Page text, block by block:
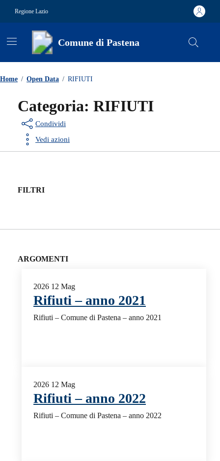
Regione Lazio
Comune di Pastena
Home / Open Data / RIFIUTI
Categoria: RIFIUTI
Condividi
Vedi azioni
FILTRI
ARGOMENTI
2026 12 Mag
Rifiuti – anno 2021
Rifiuti – Comune di Pastena – anno 2021
2026 12 Mag
Rifiuti – anno 2022
Rifiuti – Comune di Pastena – anno 2022